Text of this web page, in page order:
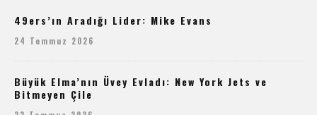
49ers’ın Aradığı Lider: Mike Evans
24 Temmuz 2026
Büyük Elma’nın Üvey Evladı: New York Jets ve
Bitmeyen Çile